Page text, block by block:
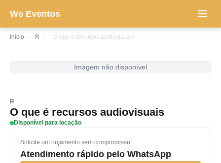
We Eventos
Início › R › O que é recursos audiovisuais
Imagem não disponível
R
O que é recursos audiovisuais
Disponível para locação
Solicite um orçamento sem compromisso
Atendimento rápido pelo WhatsApp